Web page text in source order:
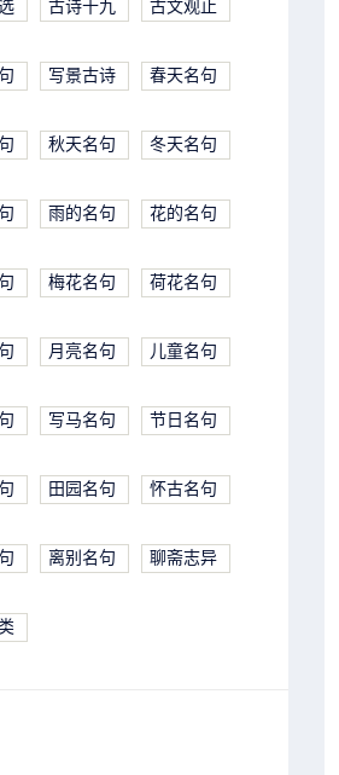
古诗十九 古文观止
写景古诗 春天名句
秋天名句 冬天名句
雨的名句 花的名句
梅花名句 荷花名句
月亮名句 儿童名句
写马名句 节日名句
田园名句 怀古名句
离别名句 聊斋志异